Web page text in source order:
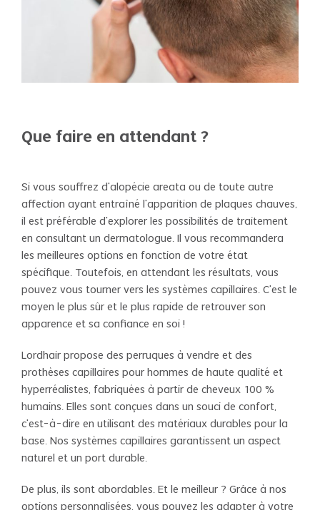
Que faire en attendant ?
Si vous souffrez d'alopécie areata ou de toute autre
affection ayant entraîné l'apparition de plaques chauves,
il est préférable d'explorer les possibilités de traitement
en consultant un dermatologue. Il vous recommandera
les meilleures options en fonction de votre état
spécifique. Toutefois, en attendant les résultats, vous
pouvez vous tourner vers les systèmes capillaires. C'est le
moyen le plus sûr et le plus rapide de retrouver son
apparence et sa confiance en soi !
Lordhair propose des perruques à vendre et des
prothèses capillaires pour hommes de haute qualité et
hyperréalistes, fabriquées à partir de cheveux 100 %
humains. Elles sont conçues dans un souci de confort,
c'est-à-dire en utilisant des matériaux durables pour la
base. Nos systèmes capillaires garantissent un aspect
naturel et un port durable.
De plus, ils sont abordables. Et le meilleur ? Grâce à nos
options personnalisées, vous pouvez les adapter à votre